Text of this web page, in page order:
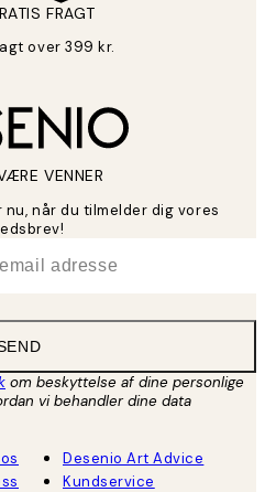
FRAGT
over 399 kr.
VENNER
nu, når du tilmelder dig vores
om beskyttelse af dine personlige
vi behandler dine data
Desenio Art Advice
Kundservice